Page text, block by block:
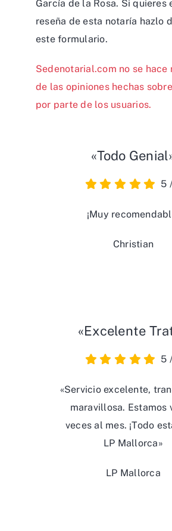
García de la Rosa. Si quieres
reseña de esta notaría hazlo
este formulario.
Sedenotarial.com no se hace
de las opiniones hechas
por parte de los usuarios.
«Todo
5
¡Muy
Christian
«Excelente
5
«Servicio excelente,
maravillosa. Estamos
veces al mes. ¡Todo
LP Mallorca»
LP Mallorca